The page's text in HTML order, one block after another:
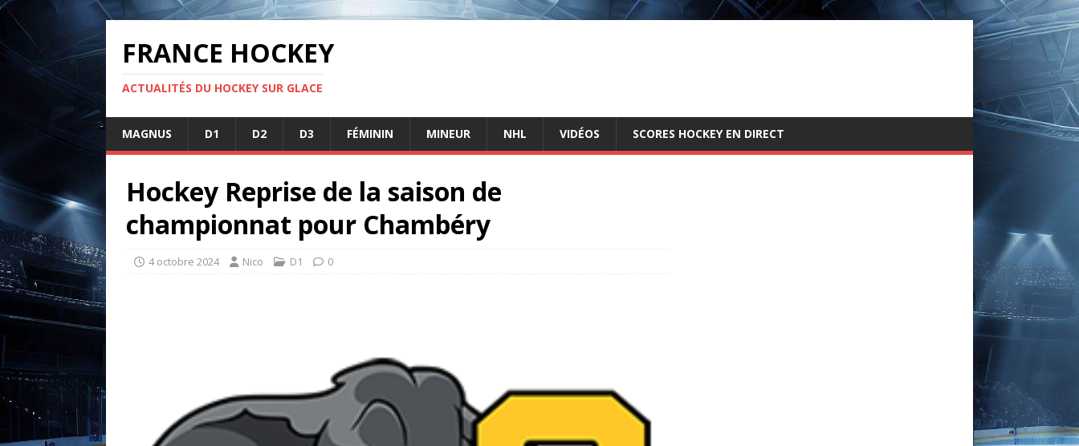
FRANCE HOCKEY
ACTUALITÉS DU HOCKEY SUR GLACE
MAGNUS D1 D2 D3 FÉMININ MINEUR NHL VIDÉOS SCORES HOCKEY EN DIRECT
Hockey Reprise de la saison de
championnat pour Chambéry
4 octobre 2024 Nico D1 0